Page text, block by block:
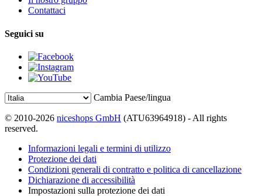
Contattaci
Seguici su
Cambia Paese/lingua
© 2010-2026 niceshops GmbH (ATU63964918) - All rights
reserved.
Informazioni legali e termini di utilizzo
Protezione dei dati
Condizioni generali di contratto e politica di cancellazione
Dichiarazione di accessibilità
Impostazioni sulla protezione dei dati